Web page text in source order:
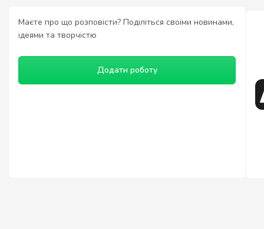
Маєте про що розповісти? Поділіться своїми новинами,
ідеями та творчістю
Додати роботу